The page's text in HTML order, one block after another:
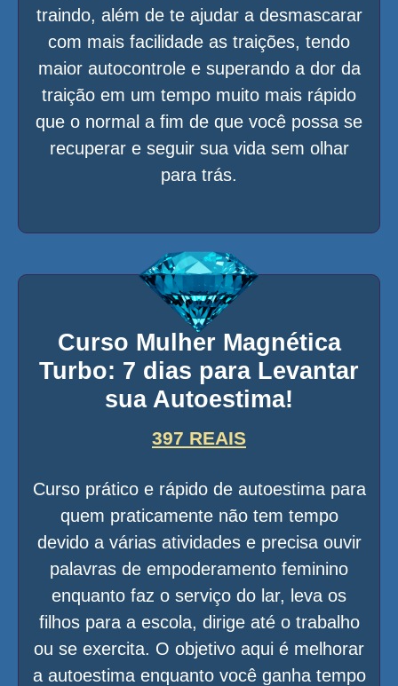
traindo, além de te ajudar a desmascarar
com mais facilidade as traições, tendo
maior autocontrole e superando a dor da
traição em um tempo muito mais rápido
que o normal a fim de que você possa se
recuperar e seguir sua vida sem olhar
para trás.
Curso Mulher Magnética
Turbo: 7 dias para Levantar
sua Autoestima!
397 REAIS
Curso prático e rápido de autoestima para
quem praticamente não tem tempo
devido a várias atividades e precisa ouvir
palavras de empoderamento feminino
enquanto faz o serviço do lar, leva os
filhos para a escola, dirige até o trabalho
ou se exercita. O objetivo aqui é melhorar
a autoestima enquanto você ganha tempo